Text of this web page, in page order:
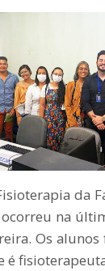
da
na
Os
é